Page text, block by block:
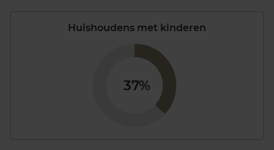
Huishoudens met kinderen
37%